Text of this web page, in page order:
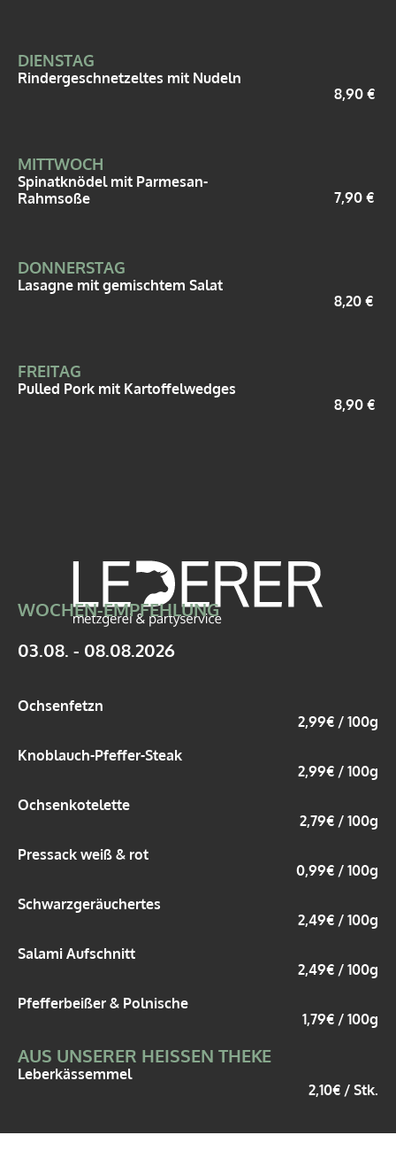
DIENSTAG
Rindergeschnetzeltes mit Nudeln
8,90 €
MITTWOCH
Spinatknödel mit Parmesan-
Rahmsoße
7,90 €
DONNERSTAG
Lasagne mit gemischtem Salat
8,20 €
FREITAG
Pulled Pork mit Kartoffelwedges
8,90 €
WOCHEN-EMPFEHLUNG
03.08. - 08.08.2026
Ochsenfetzn
2,99€ / 100g
Knoblauch-Pfeffer-Steak
2,99€ / 100g
Ochsenkotelette
2,79€ / 100g
Pressack weiß & rot
0,99€ / 100g
Schwarzgeräuchertes
2,49€ / 100g
Salami Aufschnitt
2,49€ / 100g
Pfefferbeißer & Polnische
1,79€ / 100g
AUS UNSERER HEISSEN THEKE
Leberkässemmel
2,10€ / Stk.